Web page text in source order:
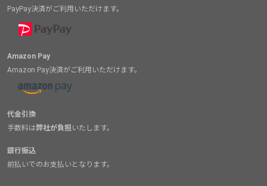
PayPay決済がご利用いただけます。
Amazon Pay
Amazon Pay決済がご利用いただけます。
代金引換
手数料は弊社が負担 いたします。
銀行振込
前払いでのお支払いとなります。